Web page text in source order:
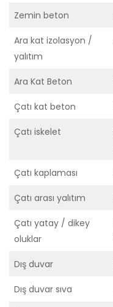
Zemin beton
Ara kat izolasyon /
yalıtım
Ara Kat Beton
Çatı kat beton
Çatı iskelet
Çatı kaplaması
Çatı arası yalıtım
Çatı yatay / dikey
oluklar
Dış duvar
Dış duvar sıva